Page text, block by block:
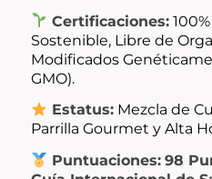
Certificaciones:
Sostenible, Libre de
Modificados
GMO).
Estatus:Mezcla de
Parrilla Gourmet y Alta
Puntuaciones: 98